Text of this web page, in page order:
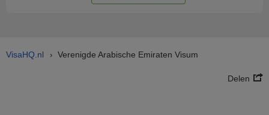
VisaHQ.nl › Verenigde Arabische Emiraten Visum
Delen